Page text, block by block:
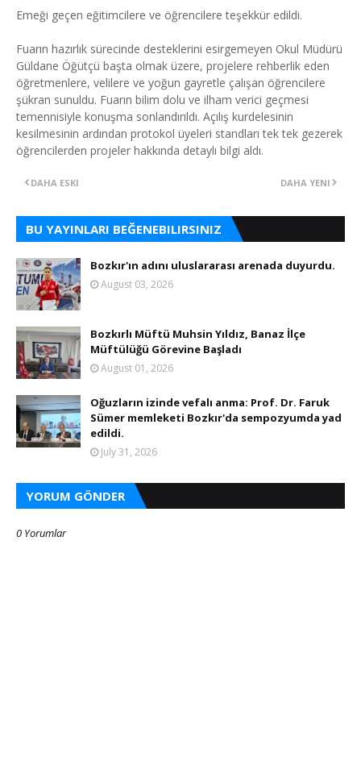
Emeği geçen eğitimcilere ve öğrencilere teşekkür edildi.
Fuarın hazırlık sürecinde desteklerini esirgemeyen Okul Müdürü
Güldane Öğütçü başta olmak üzere, projelere rehberlik eden
öğretmenlere, velilere ve yoğun gayretle çalışan öğrencilere
şükran sunuldu. Fuarın bilim dolu ve ilham verici geçmesi
temennisiyle konuşma sonlandırıldı. Açılış kurdelesinin
kesilmesinin ardından protokol üyeleri standları tek tek gezerek
öğrencilerden projeler hakkında detaylı bilgi aldı.
DAHA YENI
DAHA ESKI
BU YAYINLARI BEĞENEBILIRSINIZ
Bozkır'ın adını uluslararası arenada duyurdu.
August 03, 2026
Bozkırlı Müftü Muhsin Yıldız, Banaz İlçe
Müftülüğü Görevine Başladı
August 01, 2026
Oğuzların izinde vefalı anma: Prof. Dr. Faruk
Sümer memleketi Bozkır'da sempozyumda yad
edildi.
July 31, 2026
YORUM GÖNDER
0 Yorumlar